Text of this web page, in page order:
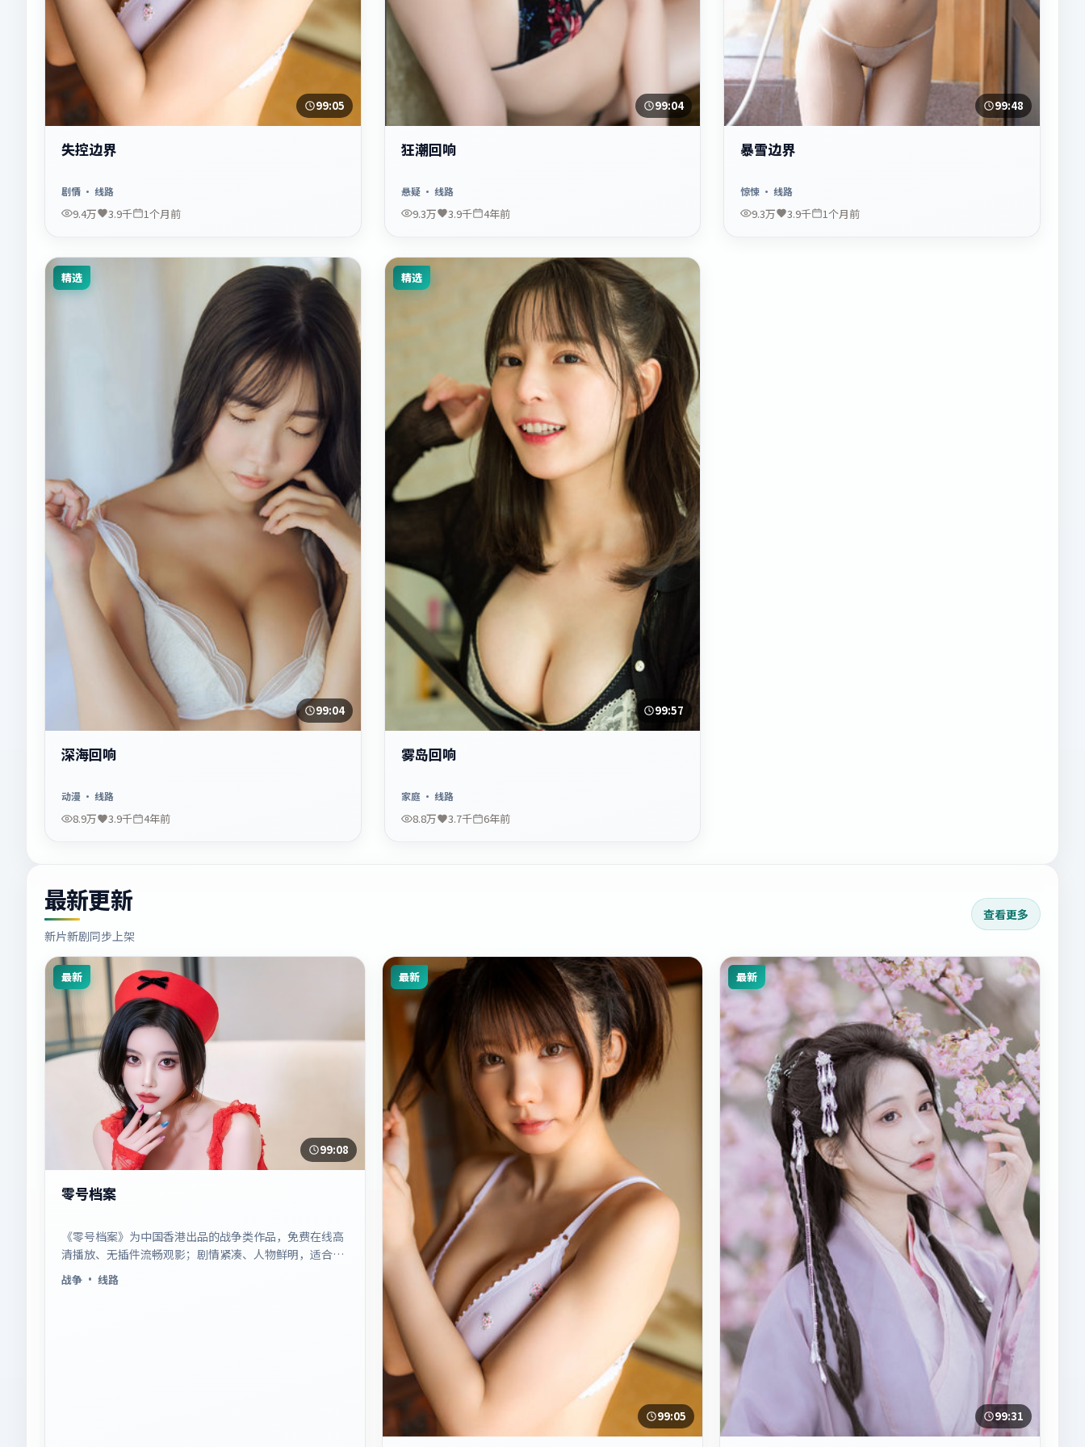
99:05
失控边界
剧情· 线路
9.4万 3.9千 1个月前
99:04
狂潮回响
悬疑· 线路
9.3万 3.9千 4年前
99:48
暴雪边界
惊悚 · 线路
9.3万 3.9千 1个月前
精选
99:04
深海回响
动漫 · 线路
8.9万 3.9千 4年前
精选
99:57
雾岛回响
家庭 · 线路
8.8万 3.7千 6年前
最新更新
新片新剧同步上架
查看更多
最新
99:08
零号档案
《零号档案》为中国香港出品的战争类作品，免费在线高
清播放、无插件流畅观影；剧情紧凑、人物鲜明，适合休
闲一口气追看。
战争· 线路
最新
99:05
最新
99:31